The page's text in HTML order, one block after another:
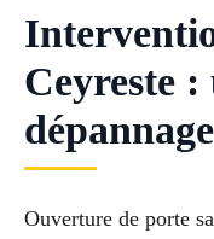
Ceyreste :
Ouverture de porte